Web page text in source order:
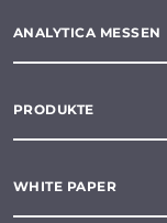
ANALYTICA MESSEN
PRODUKTE
WHITE PAPER